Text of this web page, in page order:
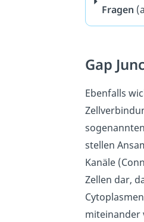
Fragen
Gap
Ebenfalls
sogenannten
stellen
Kanäle
Zellen dar,
miteinander